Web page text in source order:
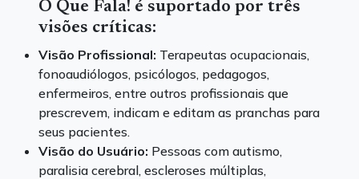
O Que Fala! é suportado por três
visões críticas:
Visão Profissional: Terapeutas ocupacionais,
fonoaudiólogos, psicólogos, pedagogos,
enfermeiros, entre outros profissionais que
prescrevem, indicam e editam as pranchas para
seus pacientes.
Visão do Usuário: Pessoas com autismo,
paralisia cerebral, escleroses múltiplas,